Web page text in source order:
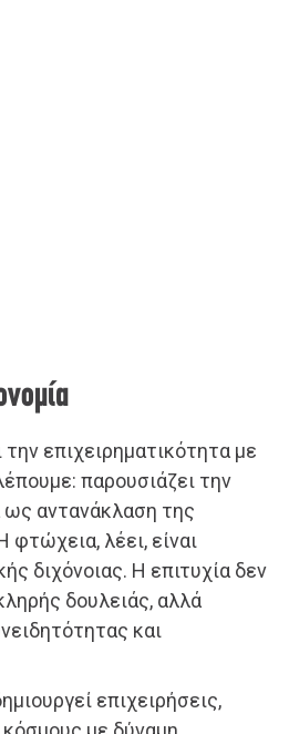
την επιχειρηματικότητα με
παρουσιάζει την
ως αντανάκλαση της
λέει, είναι
διχόνοιας. Η επιτυχία δεν
δουλειάς, αλλά
και
επιχειρήσεις,